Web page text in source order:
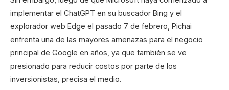
implementar el ChatGPT en su buscador Bing y el
explorador web Edge el pasado 7 de febrero, Pichai
enfrenta una de las mayores amenazas para el negocio
principal de Google en años, ya que también se ve
presionado para reducir costos por parte de los
inversionistas, precisa el medio.